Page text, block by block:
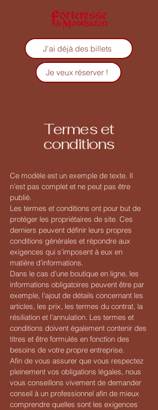
J'ai déjà des billets
Je veux réserver !
Termes et
conditions
Ce modèle est un exemple de texte. Il
n’est pas complet et ne peut pas être
publié.
Les termes et conditions ont pour but de
protéger les propriétaires de site. Ces
derniers peuvent définir leurs propres
conditions générales et répondre aux
exigences qui s’imposent à eux en
matière d’informations.
Dans le cas d’une boutique en ligne, les
informations obligatoires peuvent être par
exemple, l’ajout de détails concernant les
articles, les prix, les termes du contrat, la
résiliation et l’annulation. Les termes et
conditions doivent également contenir des
titres et être formulés en fonction des
besoins de votre propre entreprise.
Afin de vous assurer que vous respectez
pleinement vos obligations légales, nous
vous conseillons vivement de demander
conseil à un professionnel afin de mieux
comprendre quelles sont les exigences